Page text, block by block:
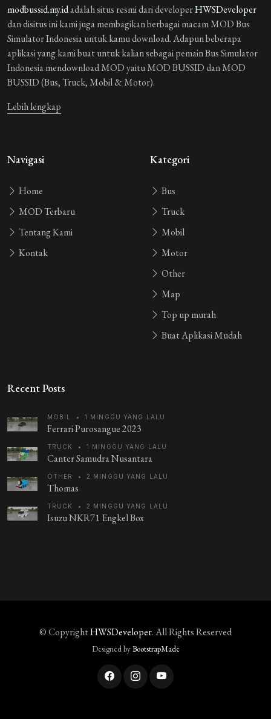
modbussid.my.idadalah situs resmi dari developerHWSDeveloper
dan disitus ini kami juga membagikan berbagai macam MOD Bus
Simulator Indonesia untuk kamu download. Adapun beberapa
aplikasi yang kami buat untuk kalian sebagai pemain Bus Simulator
Indonesia mendownload MOD yaitu MOD BUSSID dan MOD
BUSSID (Bus, Truck, Mobil & Motor).
Lebih lengkap
Navigasi
Home
MOD Terbaru
Tentang Kami
Kontak
Kategori
Bus
Truck
Mobil
Motor
Other
Map
Top up murah
Buat Aplikasi Mudah
Recent Posts
MOBIL • 1 MINGGU YANG LALU
Ferrari Purosangue 2023
TRUCK • 1 MINGGU YANG LALU
Canter Samudra Nusantara
OTHER • 2 MINGGU YANG LALU
Thomas
TRUCK • 2 MINGGU YANG LALU
Isuzu NKR71 Engkel Box
© CopyrightHWSDeveloper. All Rights Reserved
Designed byBootstrapMade